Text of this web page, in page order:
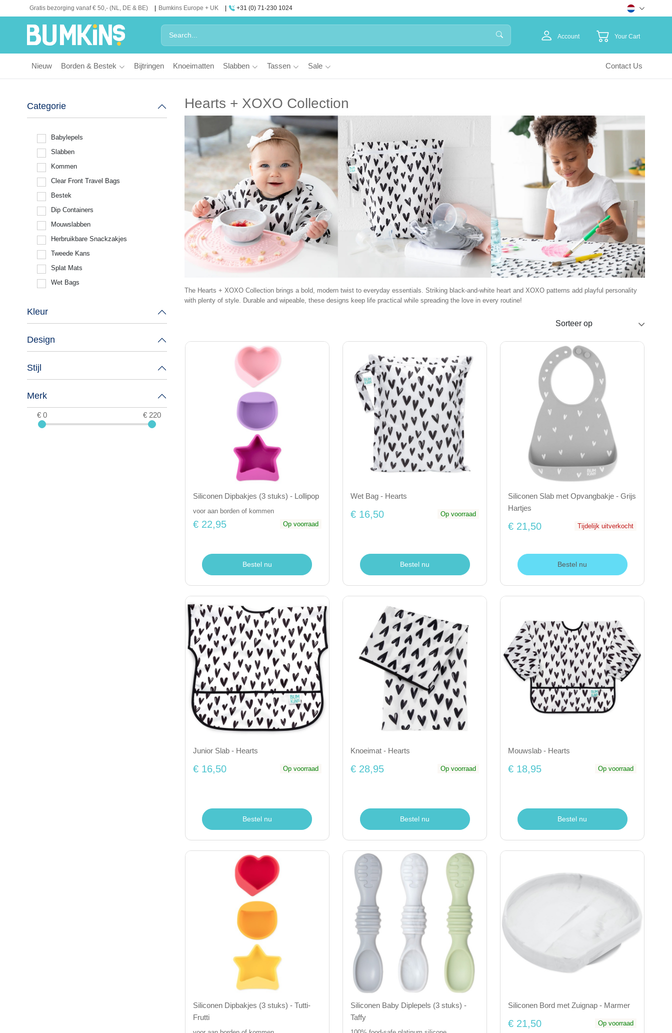
Gratis bezorging vanaf € 50,- (NL, DE & BE) Bumkins Europe + UK +31 (0) 71-230 1024
Account Your Cart
Nieuw Borden & Bestek Bijtringen Knoeimatten Slabben Tassen Sale Contact Us
Categorie
Babylepels
Slabben
Kommen
Clear Front Travel Bags
Bestek
Dip Containers
Mouwslabben
Herbruikbare Snackzakjes
Tweede Kans
Splat Mats
Wet Bags
Kleur
Design
Stijl
Merk
€ 0 € 220
Hearts + XOXO Collection
The Hearts + XOXO Collection brings a bold, modern twist to everyday essentials. Striking black-and-white heart and XOXO patterns add playful personality
with plenty of style. Durable and wipeable, these designs keep life practical while spreading the love in every routine!
Siliconen Dipbakjes (3 stuks) - Lollipop
voor aan borden of kommen
€ 22,95 Op voorraad
Bestel nu
Wet Bag - Hearts
€ 16,50 Op voorraad
Bestel nu
Siliconen Slab met Opvangbakje - Grijs
Hartjes
€ 21,50 Tijdelijk uitverkocht
Bestel nu
Junior Slab - Hearts
€ 16,50 Op voorraad
Bestel nu
Knoeimat - Hearts
€ 28,95 Op voorraad
Bestel nu
Mouwslab - Hearts
€ 18,95 Op voorraad
Bestel nu
Siliconen Dipbakjes (3 stuks) - Tutti-
Frutti
Siliconen Baby Diplepels (3 stuks) -
Taffy
Siliconen Bord met Zuignap - Marmer
€ 21,50 Op voorraad